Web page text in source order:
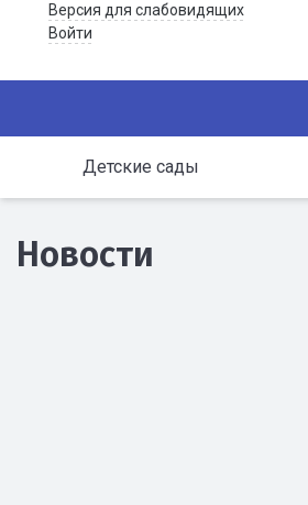
Версия для слабовидящих
Войти
Детские сады
Новости